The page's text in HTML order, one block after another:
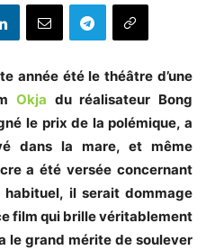
année été le théâtre d’une
Okja du réalisateur Bong
le prix de la polémique, a
dans la mare, et même
a été versée concernant
il serait dommage
film qui brille véritablement
le grand mérite de soulever